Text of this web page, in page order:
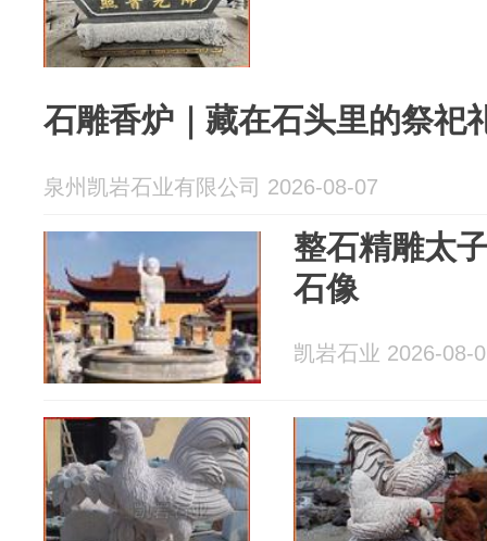
石雕香炉｜藏在石头里的祭祀
泉州凯岩石业有限公司 2026-08-07
整石精雕太
石像
凯岩石业 2026-08-